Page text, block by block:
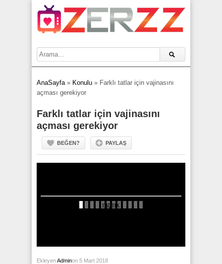
AnaSayfa» Konulu » Farklı tatlar için vajinasını
açması gerekiyor
Farklı tatlar için vajinasını
açması gerekiyor
BEĞEN? PAYLAŞ
EkleyenAdminon 5 Mart 2018